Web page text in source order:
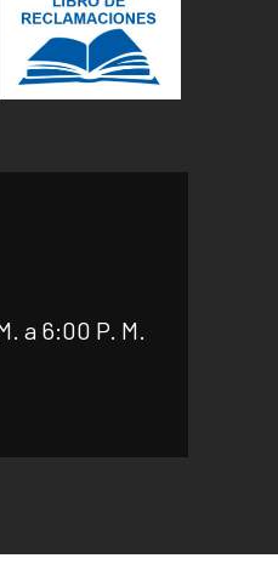
a 6:00 P. M.